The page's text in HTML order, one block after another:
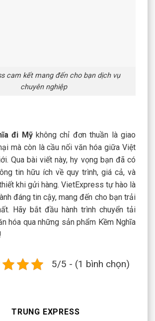
cam kết mang đến cho bạn dịch vụ
chuyên nghiệp
đi Mỹkhông chỉ đơn thuần là giao
mà còn là cầu nối văn hóa giữa Việt
Qua bài viết này, hy vọng bạn đã có
tin hữu ích về quy trình, giá cả, và
khi gửi hàng. VietExpress tự hào là
đáng tin cậy, mang đến cho bạn trải
Hãy bắt đầu hành trình chuyển tải
hóa qua những sản phẩm Kềm Nghĩa
5/5 - (1 bình chọn)
TRUNG EXPRESS